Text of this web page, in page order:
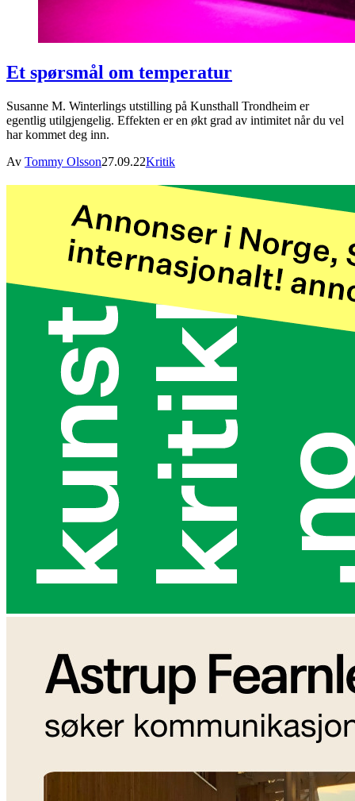
Et spørsmål om temperatur
Susanne M. Winterlings utstilling på Kunsthall Trondheim er
egentlig utilgjengelig. Effekten er en økt grad av intimitet når du vel
har kommet deg inn.
Av Tommy Olsson27.09.22Kritik